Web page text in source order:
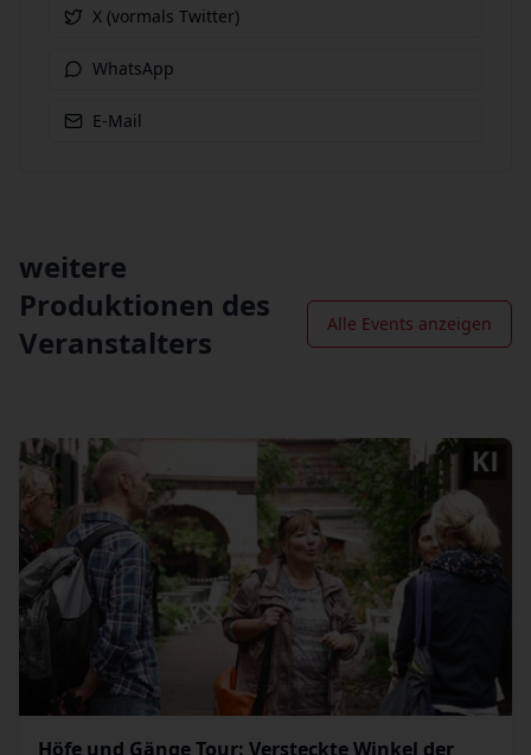
X (vormals Twitter)
WhatsApp
E-Mail
weitere
Produktionen des
Veranstalters
Alle Events anzeigen
Höfe und Gänge Tour: Versteckte Winkel der